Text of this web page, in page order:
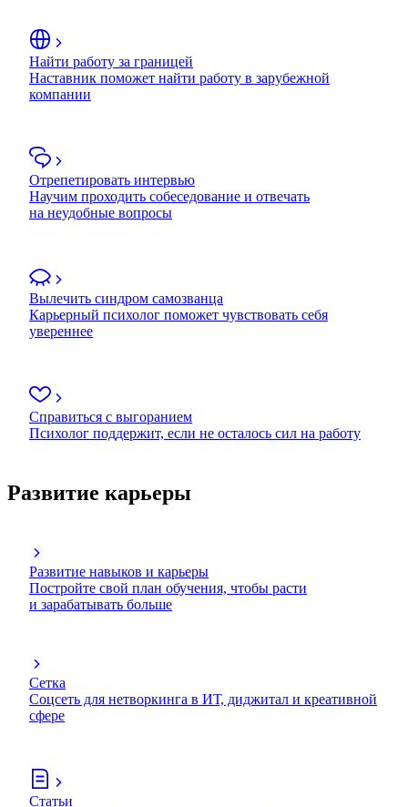
Найти работу за границей
Наставник поможет найти работу в зарубежной
компании
Отрепетировать интервью
Научим проходить собеседование и отвечать
на неудобные вопросы
Вылечить синдром самозванца
Карьерный психолог поможет чувствовать себя
увереннее
Справиться с выгоранием
Психолог поддержит, если не осталось сил на работу
Развитие карьеры
Развитие навыков и карьеры
Постройте свой план обучения, чтобы расти
и зарабатывать больше
Сетка
Соцсеть для нетворкинга в ИТ, диджитал и креативной
сфере
Статьи